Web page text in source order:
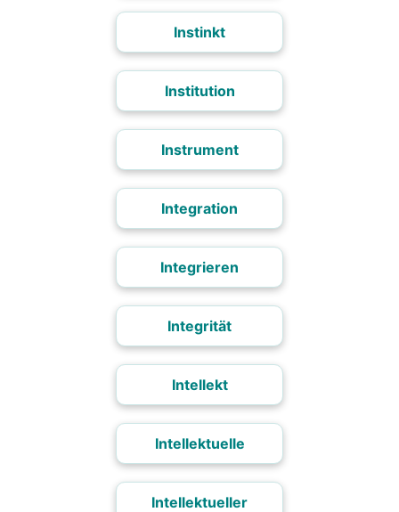
Instinkt
Institution
Instrument
Integration
Integrieren
Integrität
Intellekt
Intellektuelle
Intellektueller